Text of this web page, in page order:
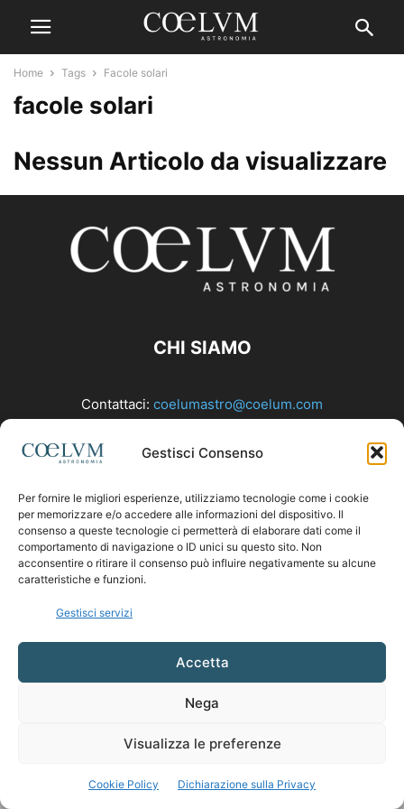
Gestisci Consenso
Per fornire le migliori esperienze, utilizziamo tecnologie come i cookie
per memorizzare e/o accedere alle informazioni del dispositivo. Il
consenso a queste tecnologie ci permetterà di elaborare dati come il
comportamento di navigazione o ID unici su questo sito. Non
acconsentire o ritirare il consenso può influire negativamente su alcune
caratteristiche e funzioni.
Gestisci servizi
Accetta
Nega
Visualizza le preferenze
Cookie Policy Dichiarazione sulla Privacy
Home Tags Facole solari
facole solari
Nessun Articolo da visualizzare
CHI SIAMO
Contattaci: coelumastro@coelum.com
SEGUICI